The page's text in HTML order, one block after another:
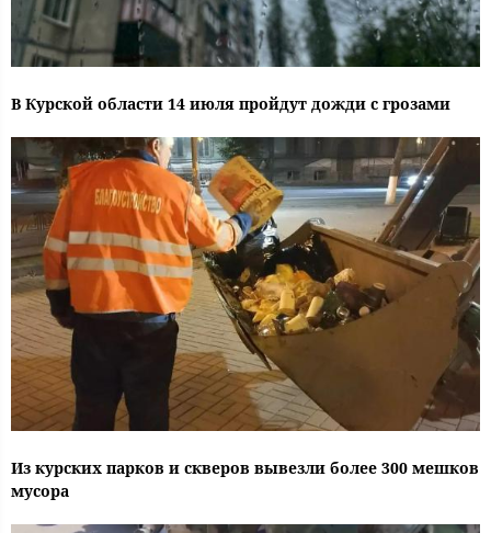
В Курской области 14 июля пройдут дожди с грозами
Из курских парков и скверов вывезли более 300 мешков
мусора